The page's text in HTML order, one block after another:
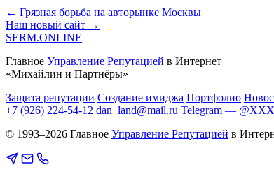
← Грязная борьба на авторынке Москвы
Наш новый сайт →
SERM.ONLINE
Главное Управление Репутацией в Интернет
«Михайлин и Партнёры»
Защита репутации Создание имиджа Портфолио
+7 (926) 224-54-12 dan_land@mail.ru Telegram —
© 1993–2026 Главное Управление Репутацией в